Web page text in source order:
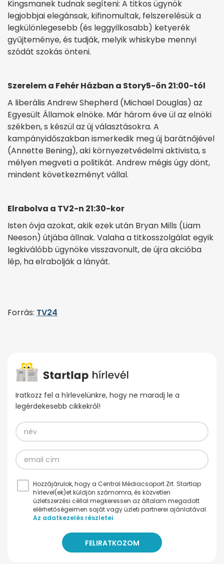
Kingsmanek tudnak segíteni: A titkos ügynök
legjobbjai elegánsak, kifinomultak, felszerelésük a
legkülönlegesebb (és leggyilkosabb) ketyerék
gyűjteménye, és tudják, melyik whiskybe mennyi
szódát szokás önteni.
Szerelem a Fehér Házban a Story5-ön 21:00-tól
A liberális Andrew Shepherd (Michael Douglas) az
Egyesült Államok elnöke. Már három éve ül az elnöki
székben, s készül az új választásokra. A
kampányidőszakban ismerkedik meg új barátnőjével
(Annette Bening), aki környezetvédelmi aktivista, s
mélyen megveti a politikát. Andrew mégis úgy dönt,
mindent következményt vállal.
Elrabolva a TV2-n 21:30-kor
Isten óvja azokat, akik ezek után Bryan Mills (Liam
Neeson) útjába állnak. Valaha a titkosszolgálat egyik
legkiválóbb ügynöke visszavonult, de újra akcióba
lép, ha elrabolják a lányát.
Forrás: TV24
Iratkozz fel a hírlevelünkre, hogy ne maradj le a
legérdekesebb cikkekről!
Hozzájárulok, hogy a Central Médiacsoport Zrt. Startlap
hírlevel(ek)et küldjön számomra, és közvetlen
üzletszerzési céllal megkeressen az általam megadott
elérhetőségeimen saját vagy üzleti partnerei ajánlatával.
Az adatkezelés részletei